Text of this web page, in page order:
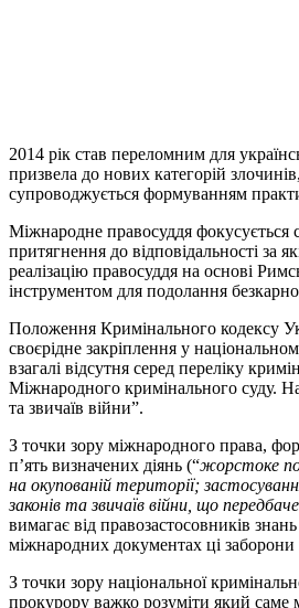
2014 рік став переломним для
призвела до нових категорій
супроводжується формуванням
Міжнародне правосуддя фокусується
притягнення до відповідальності за
реалізацію правосуддя на основі
інструментом для подолання
Положення Кримінального кодексу
своєрідне закріплення у
взагалі відсутня серед переліку
Міжнародного кримінального суду.
та звичаїв війни”.
З точки зору міжнародного права,
п’ять визначених діянь (“жорстоке
на окупованій території;
законів та звичаїв війни, що
вимагає від правозастосовників
міжнародних документах ці заборони
З точки зору національної
прокурору важко розуміти який саме